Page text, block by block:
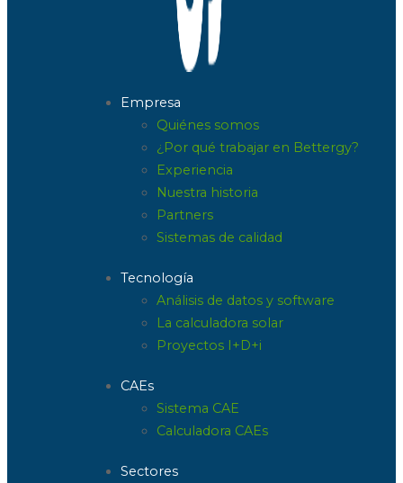
Empresa
Quiénes somos
¿Por qué trabajar en Bettergy?
Experiencia
Nuestra historia
Partners
Sistemas de calidad
Tecnología
Análisis de datos y software
La calculadora solar
Proyectos I+D+i
CAEs
Sistema CAE
Calculadora CAEs
Sectores